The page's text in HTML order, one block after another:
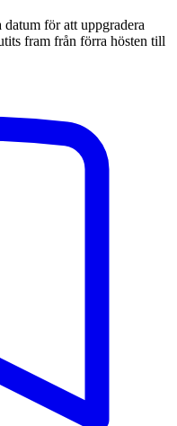
för att uppgradera
fram från förra hösten till